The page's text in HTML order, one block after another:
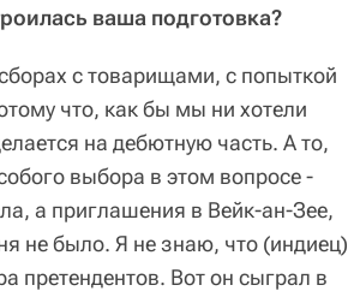
ваша подготовка?
с товарищами, с попыткой
что, как бы мы ни хотели
на дебютную часть. А то,
выбора в этом вопросе -
а приглашения в Вейк-ан-Зее,
не было. Я не знаю, что (индиец)
претендентов. Вот он сыграл в